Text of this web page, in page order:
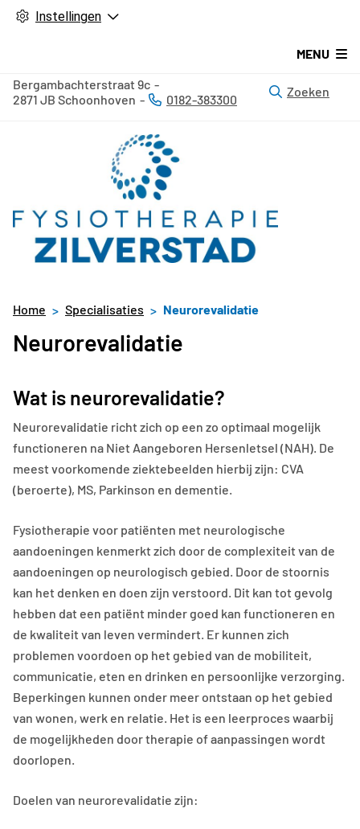
Instellingen
MENU
Bergambachterstraat 9c
2871 JB Schoonhoven Tel:
0182-383300
Zoeken
Home Specialisaties Neurorevalidatie
Neurorevalidatie
Wat is neurorevalidatie?
Neurorevalidatie richt zich op een zo optimaal mogelijk
functioneren na Niet Aangeboren Hersenletsel (NAH). De
meest voorkomende ziektebeelden hierbij zijn: CVA
(beroerte), MS, Parkinson en dementie.
Fysiotherapie voor patiënten met neurologische
aandoeningen kenmerkt zich door de complexiteit van de
aandoeningen op neurologisch gebied. Door de stoornis
kan het denken en doen zijn verstoord. Dit kan tot gevolg
hebben dat een patiënt minder goed kan functioneren en
de kwaliteit van leven vermindert. Er kunnen zich
problemen voordoen op het gebied van de mobiliteit,
communicatie, eten en drinken en persoonlijke verzorging.
Beperkingen kunnen onder meer ontstaan op het gebied
van wonen, werk en relatie. Het is een leerproces waarbij
de mogelijkheden door therapie of aanpassingen wordt
doorlopen.
Doelen van neurorevalidatie zijn: